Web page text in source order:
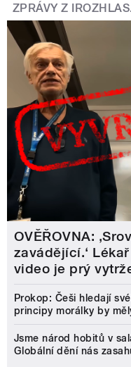
ZPRÁVY Z
OVĚŘOVNA:
zavádějící.‘
video je prý
Prokop: Češi hledají
principy morálky by
Jsme národ hobitů v
Globální dění nás